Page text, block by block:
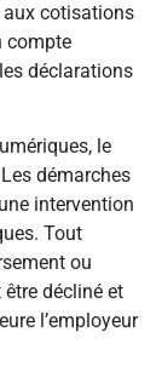
aux cotisations
compte
déclarations
le
démarches
intervention
Tout
ou
décliné et
l’employeur